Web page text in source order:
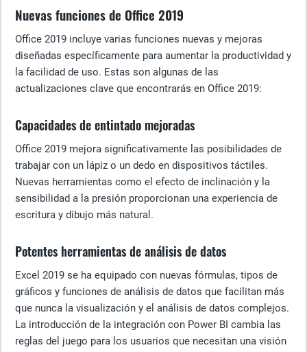
Nuevas funciones de Office 2019
Office 2019 incluye varias funciones nuevas y mejoras
diseñadas específicamente para aumentar la productividad y
la facilidad de uso. Estas son algunas de las
actualizaciones clave que encontrarás en Office 2019:
Capacidades de entintado mejoradas
Office 2019 mejora significativamente las posibilidades de
trabajar con un lápiz o un dedo en dispositivos táctiles.
Nuevas herramientas como el efecto de inclinación y la
sensibilidad a la presión proporcionan una experiencia de
escritura y dibujo más natural.
Potentes herramientas de análisis de datos
Excel 2019 se ha equipado con nuevas fórmulas, tipos de
gráficos y funciones de análisis de datos que facilitan más
que nunca la visualización y el análisis de datos complejos.
La introducción de la integración con Power BI cambia las
reglas del juego para los usuarios que necesitan una visión